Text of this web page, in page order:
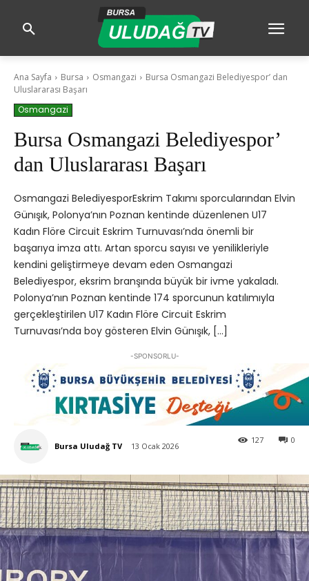
Ana Sayfa Bursa Osmangazi
Bursa Osmangazi Belediyespor’ dan
Uluslararası Başarı
Osmangazi
Bursa Osmangazi Belediyespor’
dan Uluslararası Başarı
Osmangazi BelediyesporEskrim Takımı sporcularından Elvin
Günışık, Polonya’nın Poznan kentinde düzenlenen U17
Kadın Flöre Circuit Eskrim Turnuvası’nda önemli bir
başarıya imza attı. Artan sporcu sayısı ve yenilikleriyle
kendini geliştirmeye devam eden Osmangazi
Belediyespor, eksrim branşında büyük bir ivme yakaladı.
Polonya’nın Poznan kentinde 174 sporcunun katılımıyla
gerçekleştirilen U17 Kadın Flöre Circuit Eskrim
Turnuvası’nda boy gösteren Elvin Günışık, […]
-SPONSORLU-
Bursa Uludağ TV 13 Ocak 2026
0
127